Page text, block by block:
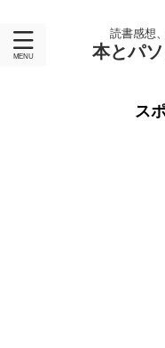
読書感想
本とパ
ス